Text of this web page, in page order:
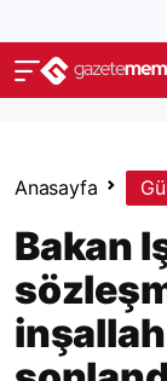
Anasayfa
Bakan